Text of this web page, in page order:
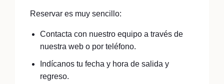
Reservar es muy sencillo:
Contacta con nuestro equipo a través de
nuestra web o por teléfono.
Indícanos tu fecha y hora de salida y
regreso.